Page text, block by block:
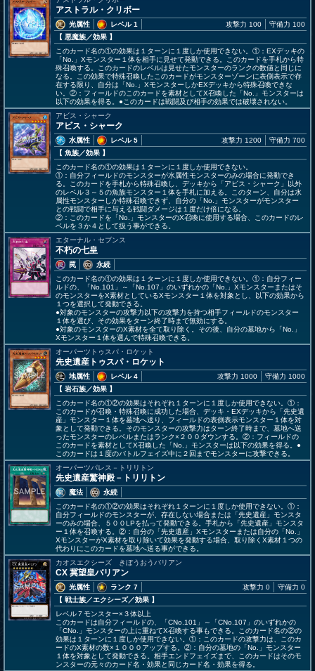
アストラル・クリボー
光属性
レベル 1
【 悪魔族／効果 】
攻撃力 100 守備力 100
このカード名の①の効果は１ターンに１度しか使用できない。①：EXデッキの
「No.」Xモンスター１体を相手に見せて発動できる。このカードを手札から特
殊召喚する。このカードのレベルは見せたモンスターのランクの数値と同じに
なる。この効果で特殊召喚したこのカードがモンスターゾーンに表側表示で存
在する限り、自分は「No.」XモンスターしかEXデッキから特殊召喚できな
い。②：フィールドのこのカードを素材としてX召喚した「No.」モンスターは
以下の効果を得る。●このカードは戦闘及び相手の効果では破壊されない。
アビス・シャーク
アビス・シャーク
水属性
レベル 5
【 魚族／効果 】
攻撃力 1200 守備力 700
このカード名の①の効果は１ターンに１度しか使用できない。
①：自分フィールドのモンスターが水属性モンスターのみの場合に発動でき
る。このカードを手札から特殊召喚し、デッキから「アビス・シャーク」以外
のレベル３～５の魚族モンスター１体を手札に加える。このターン、自分は水
属性モンスターしか特殊召喚できず、自分の「No.」モンスターがモンスター
との戦闘で相手に与える戦闘ダメージは１度だけ倍になる。
②：このカードを「No.」モンスターのX召喚に使用する場合、このカードのレ
ベルを３か４として扱う事ができる。
エターナル・セブンス
不朽の七皇
罠
永続
このカード名の①の効果は１ターンに１度しか使用できない。①：自分フィー
ルドの、「No.101」～「No.107」のいずれかの「No.」Xモンスターまたはそ
のモンスターをX素材としているXモンスター１体を対象とし、以下の効果から
１つを選択して発動できる。
●対象のモンスターの攻撃力以下の攻撃力を持つ相手フィールドのモンスター
１体を選び、その効果をターン終了時まで無効にする。
●対象のモンスターのX素材を全て取り除く。その後、自分の墓地から「No.」
Xモンスター１体を選んで特殊召喚できる。
オーパーツトゥスパ・ロケット
先史遺産トゥスパ・ロケット
地属性
レベル 4
【 岩石族／効果 】
攻撃力 1000 守備力 1000
このカード名の①②の効果はそれぞれ１ターンに１度しか使用できない。①：
このカードが召喚・特殊召喚に成功した場合、デッキ・EXデッキから「先史遺
産」モンスター１体を墓地へ送り、フィールドの表側表示モンスター１体を対
象として発動できる。そのモンスターの攻撃力はターン終了時まで、墓地へ送
ったモンスターのレベルまたはランク×２００ダウンする。②：フィールドの
このカードを素材としてX召喚した「No.」モンスターは以下の効果を得る。●
このカードは１度のバトルフェイズ中に２回までモンスターに攻撃できる。
オーパーツパレス－トリリトン
先史遺産驚神殿－トリリトン
魔法
永続
このカード名の①②の効果はそれぞれ１ターンに１度しか使用できない。①：
自分フィールドのモンスターが、存在しない場合または「先史遺産」モンスタ
ーのみの場合、５００LPを払って発動できる。手札から「先史遺産」モンスタ
ー１体を召喚する。②：自分の「先史遺産」Xモンスターまたは自分の「No.」
XモンスターがX素材を取り除いて効果を発動する場合、取り除くX素材１つの
代わりにこのカードを墓地へ送る事ができる。
カオスエクシーズ きぼうおうバリアン
CX 冀望皇バリアン
光属性
ランク 7
【 戦士族／エクシーズ／効果 】
攻撃力 0 守備力 0
レベル７モンスター×３体以上
このカードは自分フィールドの、「CNo.101」～「CNo.107」のいずれかの
「CNo.」モンスターの上に重ねてX召喚する事もできる。このカード名の②の
効果は１ターンに１度しか使用できない。①：このカードの攻撃力は、このカ
ードのX素材の数×１０００アップする。②：自分の墓地の「No.」モンスター
１体を対象として発動できる。相手エンドフェイズまで、このカードはそのモ
ンスターの元々のカード名・効果と同じカード名・効果を得る。